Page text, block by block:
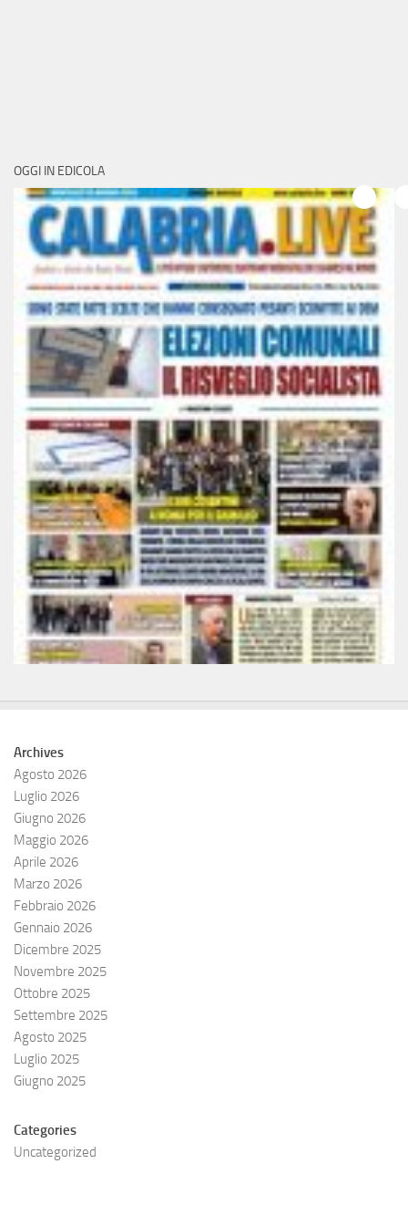
OGGI IN EDICOLA
Archives
Agosto 2026
Luglio 2026
Giugno 2026
Maggio 2026
Aprile 2026
Marzo 2026
Febbraio 2026
Gennaio 2026
Dicembre 2025
Novembre 2025
Ottobre 2025
Settembre 2025
Agosto 2025
Luglio 2025
Giugno 2025
Categories
Uncategorized